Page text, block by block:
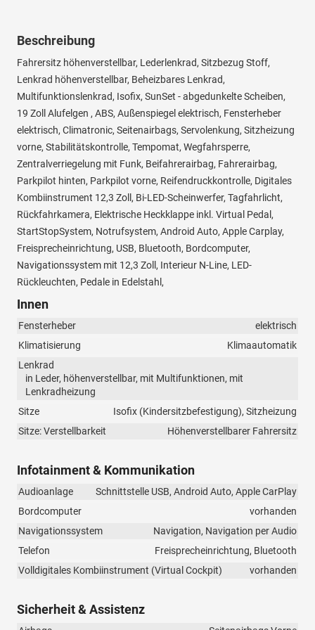
Beschreibung
Fahrersitz höhenverstellbar, Lederlenkrad, Sitzbezug Stoff,
Lenkrad höhenverstellbar, Beheizbares Lenkrad,
Multifunktionslenkrad, Isofix, SunSet - abgedunkelte Scheiben,
19 Zoll Alufelgen , ABS, Außenspiegel elektrisch, Fensterheber
elektrisch, Climatronic, Seitenairbags, Servolenkung, Sitzheizung
vorne, Stabilitätskontrolle, Tempomat, Wegfahrsperre,
Zentralverriegelung mit Funk, Beifahrerairbag, Fahrerairbag,
Parkpilot hinten, Parkpilot vorne, Reifendruckkontrolle, Digitales
Kombiinstrument 12,3 Zoll, Bi-LED-Scheinwerfer, Tagfahrlicht,
Rückfahrkamera, Elektrische Heckklappe inkl. Virtual Pedal,
StartStopSystem, Notrufsystem, Android Auto, Apple Carplay,
Freisprecheinrichtung, USB, Bluetooth, Bordcomputer,
Navigationssystem mit 12,3 Zoll, Interieur N-Line, LED-
Rückleuchten, Pedale in Edelstahl,
Innen
Fensterheber
elektrisch
Klimatisierung
Klimaautomatik
Lenkrad
in Leder, höhenverstellbar, mit Multifunktionen, mit
Lenkradheizung
Sitze
Isofix (Kindersitzbefestigung), Sitzheizung
Sitze: Verstellbarkeit
Höhenverstellbarer Fahrersitz
Infotainment & Kommunikation
Audioanlage
Schnittstelle USB, Android Auto, Apple CarPlay
Bordcomputer
vorhanden
Navigationssystem
Navigation, Navigation per Audio
Telefon
Freisprecheinrichtung, Bluetooth
Volldigitales Kombiinstrument (Virtual Cockpit)
vorhanden
Sicherheit & Assistenz